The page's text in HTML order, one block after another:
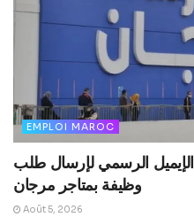
EMPLOI MAROC
العمل في مرجان 2026 الإيميل الرسمي لإرسال طلب
وظيفة بمتاجر مرجان
Août 5, 2026